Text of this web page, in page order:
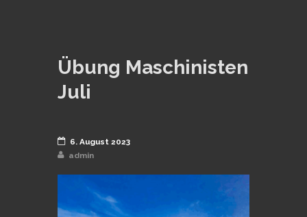
Übung Maschinisten
Juli
6. August 2023
admin